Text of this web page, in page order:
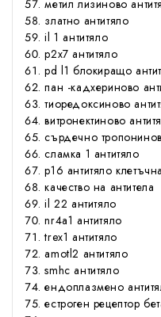
метил лизиново
златно антитяло
il 1 антитяло
p2x7 антитяло
pd l1 блокиращо
пан -кадхериново
тиоредоксиново
витронектиново
сърдечно
сламка 1 антитяло
р16 антитяло
качество на антитела
il 22 антитяло
nr4a1 антитяло
trex1 антитяло
amotl2 антитяло
smhc антитяло
ендоплазмено
естроген рецептор